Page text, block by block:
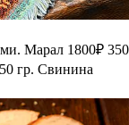
Марал 1800₽ 350
гр. Свинина